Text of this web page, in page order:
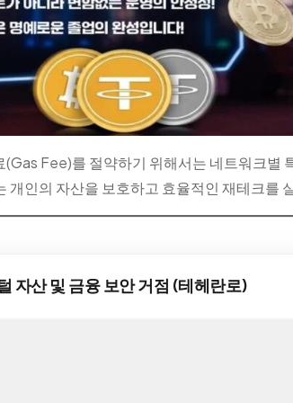
(Gas Fee)를 절약하기 위해서는 네트워크별
개인의 자산을 보호하고 효율적인 재테크를
자산 및 금융 보안 거점 (테헤란로)